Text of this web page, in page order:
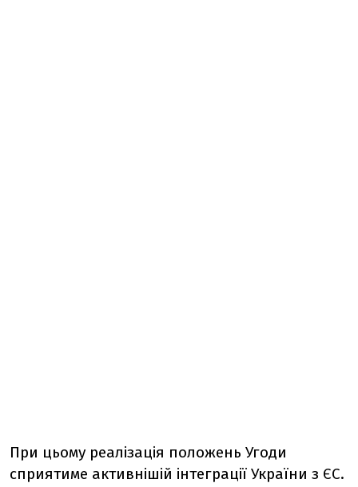
При цьому реалізація положень Угоди
сприятиме активнішій інтеграції України з ЄС.